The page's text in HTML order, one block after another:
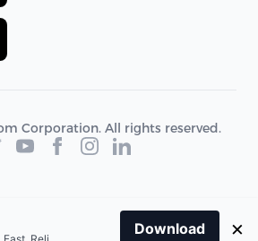
Corporation. All rights reserved.
Download ×